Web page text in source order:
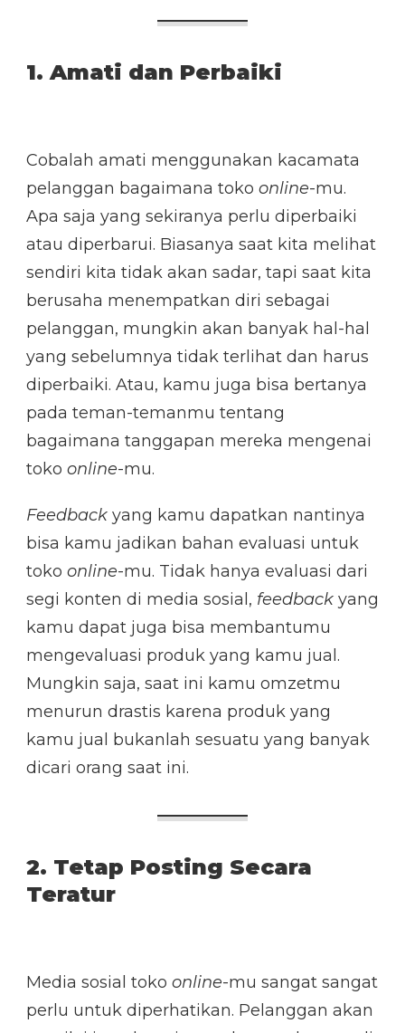
1. Amati dan Perbaiki
Cobalah amati menggunakan kacamata
pelanggan bagaimana toko online-mu.
Apa saja yang sekiranya perlu diperbaiki
atau diperbarui. Biasanya saat kita melihat
sendiri kita tidak akan sadar, tapi saat kita
berusaha menempatkan diri sebagai
pelanggan, mungkin akan banyak hal-hal
yang sebelumnya tidak terlihat dan harus
diperbaiki. Atau, kamu juga bisa bertanya
pada teman-temanmu tentang
bagaimana tanggapan mereka mengenai
toko online-mu.
Feedback yang kamu dapatkan nantinya
bisa kamu jadikan bahan evaluasi untuk
toko online-mu. Tidak hanya evaluasi dari
segi konten di media sosial, feedback yang
kamu dapat juga bisa membantumu
mengevaluasi produk yang kamu jual.
Mungkin saja, saat ini kamu omzetmu
menurun drastis karena produk yang
kamu jual bukanlah sesuatu yang banyak
dicari orang saat ini.
2. Tetap Posting Secara
Teratur
Media sosial toko online-mu sangat sangat
perlu untuk diperhatikan. Pelanggan akan